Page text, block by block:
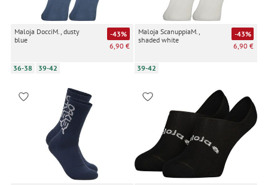
Maloja DocciM., dusty
blue
-43%
6,90 €
36-38 39-42
Maloja ScanuppiaM.,
shaded white
-43%
6,90 €
39-42